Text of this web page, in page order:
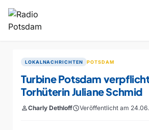
LOKALNACHRICHTEN POTSDAM
Turbine Potsdam
Torhüterin Juliane Schmid
personCharly DethloffscheduleVeröffentlicht am